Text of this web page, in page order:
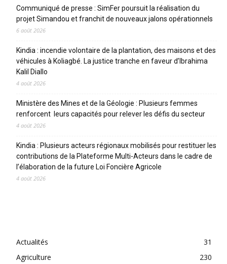
Communiqué de presse : SimFer poursuit la réalisation du
projet Simandou et franchit de nouveaux jalons opérationnels
6 août 2026
Kindia : incendie volontaire de la plantation, des maisons et des
véhicules à Koliagbé. La justice tranche en faveur d’Ibrahima
Kalil Diallo
4 août 2026
Ministère des Mines et de la Géologie : Plusieurs femmes
renforcent leurs capacités pour relever les défis du secteur
4 août 2026
Kindia : Plusieurs acteurs régionaux mobilisés pour restituer les
contributions de la Plateforme Multi-Acteurs dans le cadre de
l’élaboration de la future Loi Foncière Agricole
4 août 2026
Actualités
31
Agriculture
230